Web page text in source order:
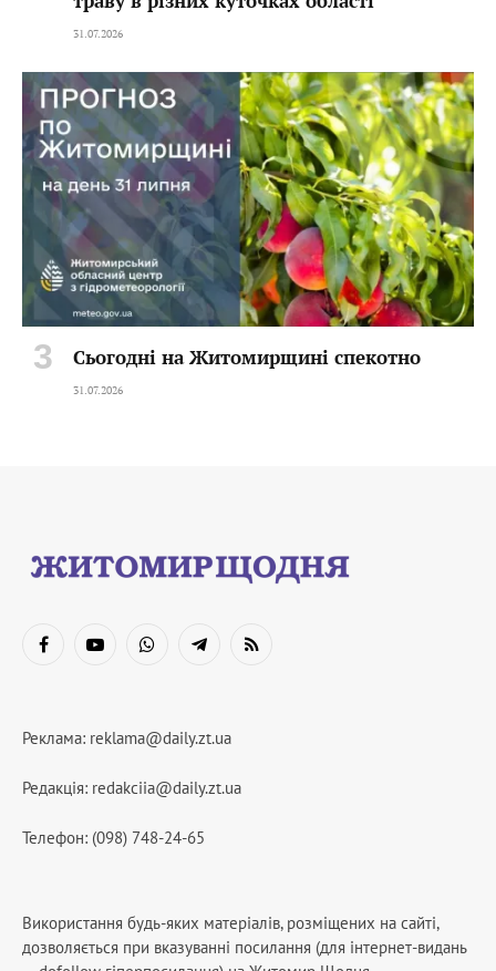
31.07.2026
Сьогодні на Житомирщині спекотно
31.07.2026
FacebookYouTubeWhatsAppTelegramRSS
Реклама: reklama@daily.zt.ua
Редакція: redakciia@daily.zt.ua
Телефон: (098) 748-24-65
Використання будь-яких матеріалів, розміщених на сайті,
дозволяється при вказуванні посилання (для інтернет-видань